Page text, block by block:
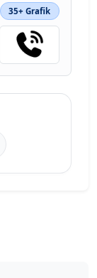
35+ Grafik